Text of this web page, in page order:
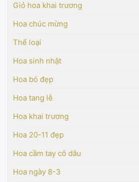
Giỏ hoa khai trương
Hoa chúc mừng
Thể loại
Hoa sinh nhật
Hoa bó đẹp
Hoa tang lễ
Hoa khai trương
Hoa 20-11 đẹp
Hoa cầm tay cô dâu
Hoa ngày 8-3